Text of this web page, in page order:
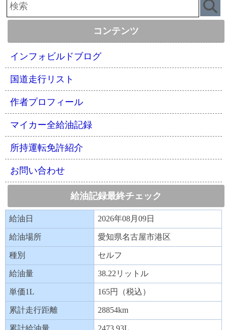
コンテンツ
インフォビルドブログ
国道走行リスト
作者プロフィール
マイカー全給油記録
所持運転免許紹介
お問い合わせ
給油記録最終チェック
給油日 2026年08月09日
給油場所 愛知県名古屋市港区
種別 セルフ
給油量 38.22リットル
単価1L 165円（税込）
累計走行距離 28854km
累計給油量 2473.93L